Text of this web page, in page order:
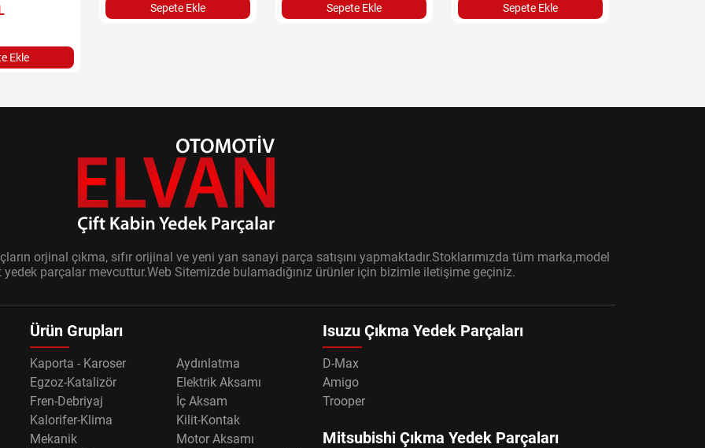
Ekle
Sepete Ekle Sepete Ekle Sepete Ekle
orjinal çıkma, sıfır orijinal ve yeni yan sanayi parça satışını yapmaktadır.Stoklarımızda tüm marka,model
parçalar mevcuttur.Web Sitemizde bulamadığınız ürünler için bizimle iletişime geçiniz.
Ürün Grupları
Kaporta - Karoser
Aydınlatma
Egzoz-Katalizör
Elektrik Aksamı
Fren-Debriyaj
İç Aksam
Kalorifer-Klima
Kilit-Kontak
Mekanik
Motor Aksamı
Isuzu Çıkma Yedek Parçaları
D-Max
Amigo
Trooper
Mitsubishi Çıkma Yedek Parçaları